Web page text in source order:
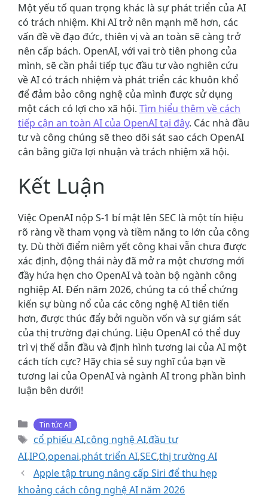
Một yếu tố quan trọng khác là sự phát triển của AI
có trách nhiệm. Khi AI trở nên mạnh mẽ hơn, các
vấn đề về đạo đức, thiên vị và an toàn sẽ càng trở
nên cấp bách. OpenAI, với vai trò tiên phong của
mình, sẽ cần phải tiếp tục đầu tư vào nghiên cứu
về AI có trách nhiệm và phát triển các khuôn khổ
để đảm bảo công nghệ của mình được sử dụng
một cách có lợi cho xã hội. Tìm hiểu thêm về cách
tiếp cận an toàn AI của OpenAI tại đây. Các nhà đầu
tư và công chúng sẽ theo dõi sát sao cách OpenAI
cân bằng giữa lợi nhuận và trách nhiệm xã hội.
Kết Luận
Việc OpenAI nộp S-1 bí mật lên SEC là một tín hiệu
rõ ràng về tham vọng và tiềm năng to lớn của công
ty. Dù thời điểm niêm yết công khai vẫn chưa được
xác định, động thái này đã mở ra một chương mới
đầy hứa hẹn cho OpenAI và toàn bộ ngành công
nghiệp AI. Đến năm 2026, chúng ta có thể chứng
kiến sự bùng nổ của các công nghệ AI tiên tiến
hơn, được thúc đẩy bởi nguồn vốn và sự giám sát
của thị trường đại chúng. Liệu OpenAI có thể duy
trì vị thế dẫn đầu và định hình tương lai của AI một
cách tích cực? Hãy chia sẻ suy nghĩ của bạn về
tương lai của OpenAI và ngành AI trong phần bình
luận bên dưới!
Danh
mục
Tin tức AI
Thẻ
cổ phiếu AI,công nghệ AI,đầu tư
AI,IPO,openai,phát triển AI,SEC,thị trường AI
Apple tập trung nâng cấp Siri để thu hẹp
khoảng cách công nghệ AI năm 2026